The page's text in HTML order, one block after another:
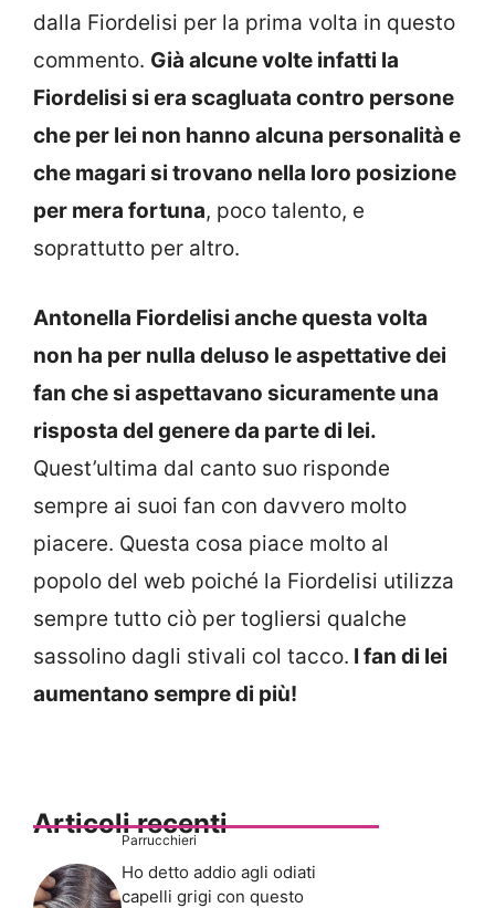
dalla Fiordelisi per la prima volta in questo
commento. Già alcune volte infatti la
Fiordelisi si era scagluata contro persone
che per lei non hanno alcuna personalità e
che magari si trovano nella loro posizione
per mera fortuna, poco talento, e
soprattutto per altro.
Antonella Fiordelisi anche questa volta
non ha per nulla deluso le aspettative dei
fan che si aspettavano sicuramente una
risposta del genere da parte di lei.
Quest’ultima dal canto suo risponde
sempre ai suoi fan con davvero molto
piacere. Questa cosa piace molto al
popolo del web poiché la Fiordelisi utilizza
sempre tutto ciò per togliersi qualche
sassolino dagli stivali col tacco. I fan di lei
aumentano sempre di più!
Articoli recenti
Parrucchieri
Ho detto addio agli odiati
capelli grigi con questo